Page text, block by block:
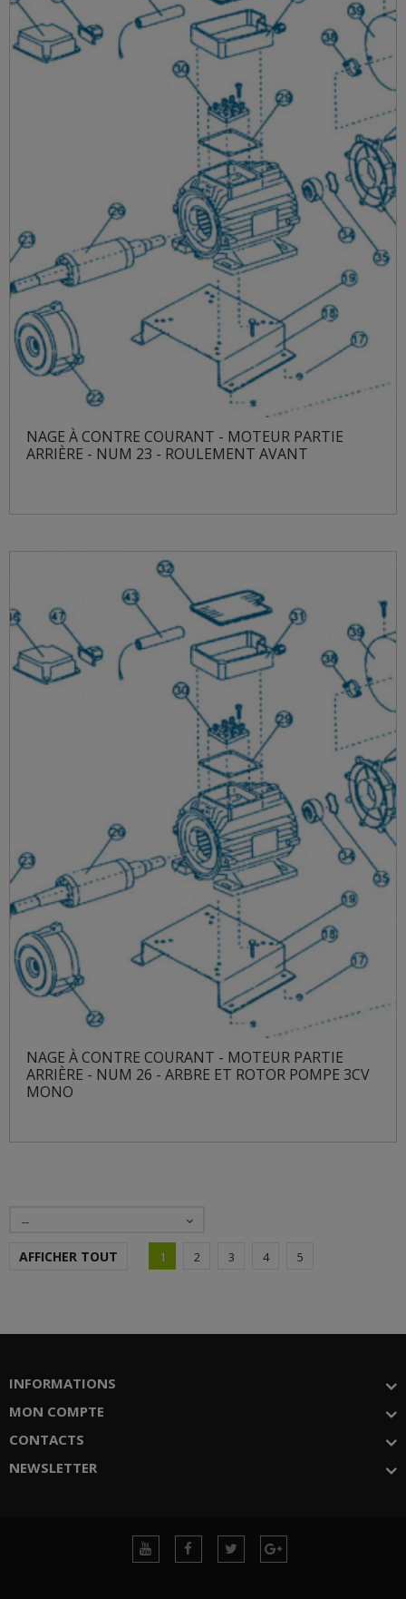
NAGE À CONTRE COURANT - MOTEUR PARTIE
ARRIÈRE - NUM 23 - ROULEMENT AVANT
NAGE À CONTRE COURANT - MOTEUR PARTIE
ARRIÈRE - NUM 26 - ARBRE ET ROTOR POMPE 3CV
MONO
--
AFFICHER TOUT 1 2 3 4 5
INFORMATIONS
MON COMPTE
CONTACTS
NEWSLETTER